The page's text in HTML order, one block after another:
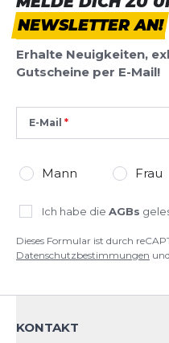
Mittelsohle wurde
umschließt es die
gewährleistet
generative
geschmeidiges
Dieses Formular ist durch
Datenschutzbestimmungen
Google.
NEWSLETTER AN!
Erhalte Neuigkeiten,
Gutscheine per E-Mail!
E-Mail
Mann Frau
Ich habe die AGBs
Dieses Formular ist durch
Datenschutzbestimmungen und
KONTAKT